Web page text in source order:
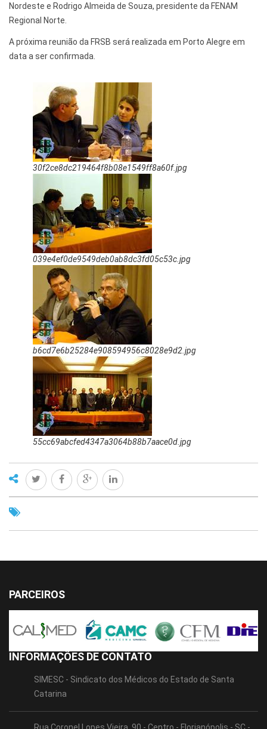
Nordeste e Rodrigo Almeida de Souza, presidente da FENAM
Regional Norte.
A próxima reunião da FRSB será realizada em Porto Alegre em
data a ser confirmada.
30f2ce8dc219464f8b08e1549ff8a60f.jpg
039e4ef0de9549deb0ab8dc3fd05c53c.jpg
b6cd7e6b25284e908594956c8028e9d2.jpg
55cc69abcfed4347a3064b88b7aace0d.jpg
PARCEIROS
INFORMAÇÕES DE CONTATO
SIMESC - Sindicato dos Médicos do Estado de Santa
Catarina